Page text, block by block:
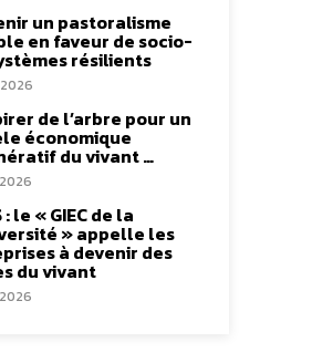
un pastoralisme
en faveur de socio-
résilients
de l’arbre pour un
économique
du vivant …
: le « GIEC de la
» appelle les
à devenir des
du vivant